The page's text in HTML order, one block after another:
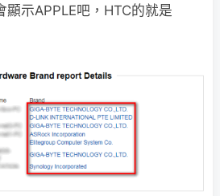
示APPLE吧，HTC的就是